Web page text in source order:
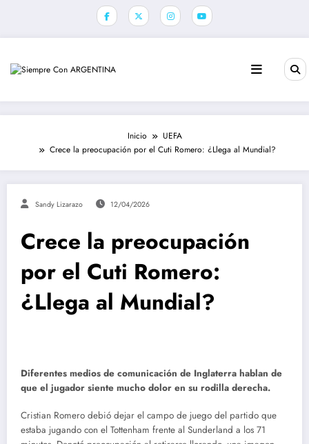
Inicio
UEFA
Crece la preocupación por el Cuti Romero: ¿Llega al Mundial?
Sandy Lizarazo 12/04/2026
Crece la preocupación
por el Cuti Romero:
¿Llega al Mundial?
Diferentes medios de comunicación de Inglaterra hablan de
que el jugador siente mucho dolor en su rodilla derecha.
Cristian Romero debió dejar el campo de juego del partido que
estaba jugando con el Tottenham frente al Sunderland a los 71